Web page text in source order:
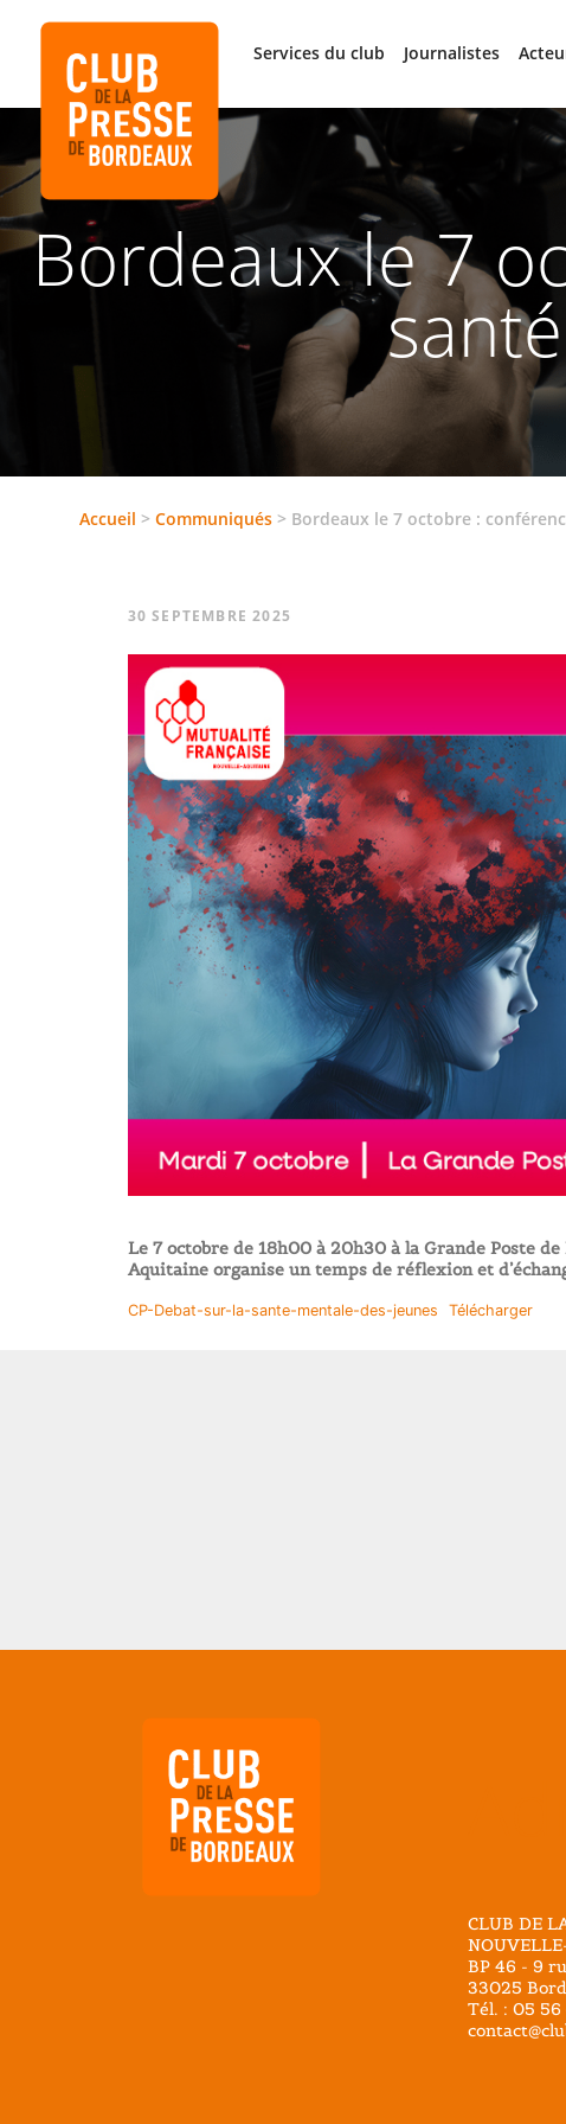
Services du club Journalistes
Bordeaux le 7
Accueil >Communiqués > Bordeaux le 7 octobre :
30 SEPTEMBRE 2025
Le 7 octobre de 18h00 à 20h30 à la Grande Poste
Aquitaine organise un temps de réflexion et
CP-Debat-sur-la-sante-mentale-des-jeunes Télécharger
CLUB DE
BP 46 - 9
33025
Tél. : 05